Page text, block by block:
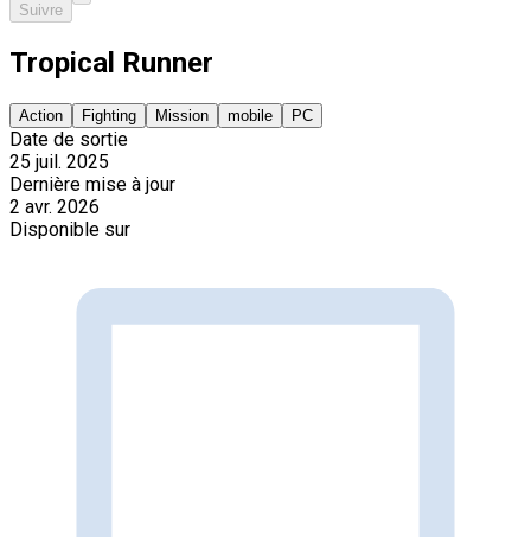
Suivre
Tropical Runner
Action Fighting Mission mobile PC
Date de sortie
25 juil. 2025
Dernière mise à jour
2 avr. 2026
Disponible sur